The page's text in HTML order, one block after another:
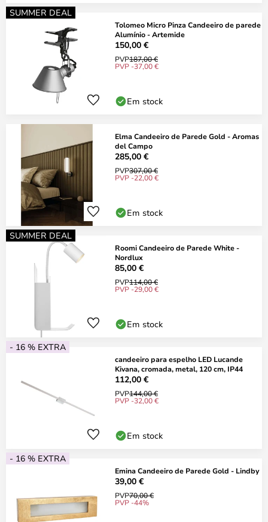
SUMMER DEAL
Tolomeo Micro Pinza Candeeiro de parede
Alumínio - Artemide
150,00 €
PVP187,00 €
PVP -37,00 €
Em stock
Elma Candeeiro de Parede Gold - Aromas
del Campo
285,00 €
PVP307,00 €
PVP -22,00 €
Em stock
SUMMER DEAL
Roomi Candeeiro de Parede White -
Nordlux
85,00 €
PVP114,00 €
PVP -29,00 €
Em stock
- 16 % EXTRA
candeeiro para espelho LED Lucande
Kivana, cromada, metal, 120 cm, IP44
112,00 €
PVP144,00 €
PVP -32,00 €
Em stock
- 16 % EXTRA
Emina Candeeiro de Parede Gold - Lindby
39,00 €
PVP70,00 €
PVP -44%